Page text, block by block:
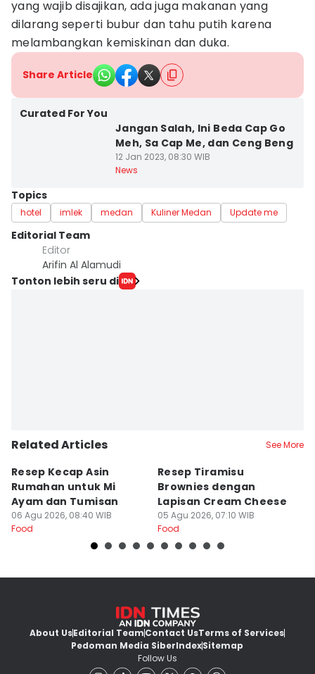
yang wajib disajikan, ada juga makanan yang
dilarang seperti bubur dan tahu putih karena
melambangkan kemiskinan dan duka.
Share Article
Curated For You
Jangan Salah, Ini Beda Cap Go
Meh, Sa Cap Me, dan Ceng Beng
12 Jan 2023, 08:30 WIB
News
Topics
hotel imlek medan Kuliner Medan Update me
Editorial Team
Editor
Arifin Al Alamudi
Tonton lebih seru di
Related Articles See More
Resep Kecap Asin
Rumahan untuk Mi
Ayam dan Tumisan
06 Agu 2026, 08:40 WIB
Food
Resep Tiramisu
Brownies dengan
Lapisan Cream Cheese
05 Agu 2026, 07:10 WIB
Food
About UsEditorial TeamContact UsTerms of Services
Pedoman Media SiberIndexSitemap
Follow Us